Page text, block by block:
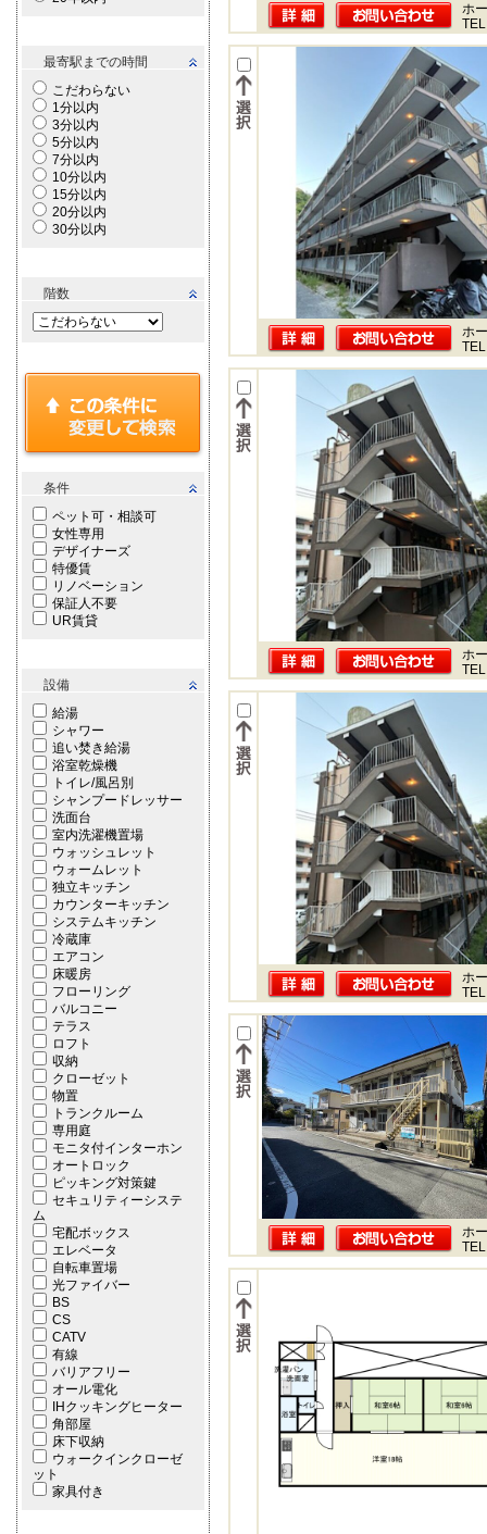
最寄駅までの時間
こだわらない
1分以内
3分以内
5分以内
7分以内
10分以内
15分以内
20分以内
30分以内
階数
条件
ペット可・相談可
女性専用
デザイナーズ
特優賃
リノベーション
保証人不要
UR賃貸
設備
給湯
シャワー
追い焚き給湯
浴室乾燥機
トイレ/風呂別
シャンプードレッサー
洗面台
室内洗濯機置場
ウォッシュレット
ウォームレット
独立キッチン
カウンターキッチン
システムキッチン
冷蔵庫
エアコン
床暖房
フローリング
バルコニー
テラス
ロフト
収納
クローゼット
物置
トランクルーム
専用庭
モニタ付インターホン
オートロック
ピッキング対策鍵
セキュリティーシステ
ム
宅配ボックス
エレベータ
自転車置場
光ファイバー
BS
CS
CATV
有線
バリアフリー
オール電化
IHクッキングヒーター
角部屋
床下収納
ウォークインクローゼ
ット
家具付き
ホ
ホ
ホ
ホ
ホ